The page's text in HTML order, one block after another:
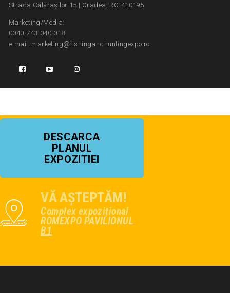
Strada Călărașilor 15 | Oradea, RO-410195
Marketing/Media:
0040-743-040-018
e-mail: marketing@fishingandhuntingexpo.ro
DESCARCA
PLANUL
EXPOZITIEI
VĂ AȘTEPTĂM!
Complex expozițional
ROMEXPO PAVILIONUL
B1